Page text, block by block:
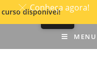
Conheça agora!
disponível!
MENU